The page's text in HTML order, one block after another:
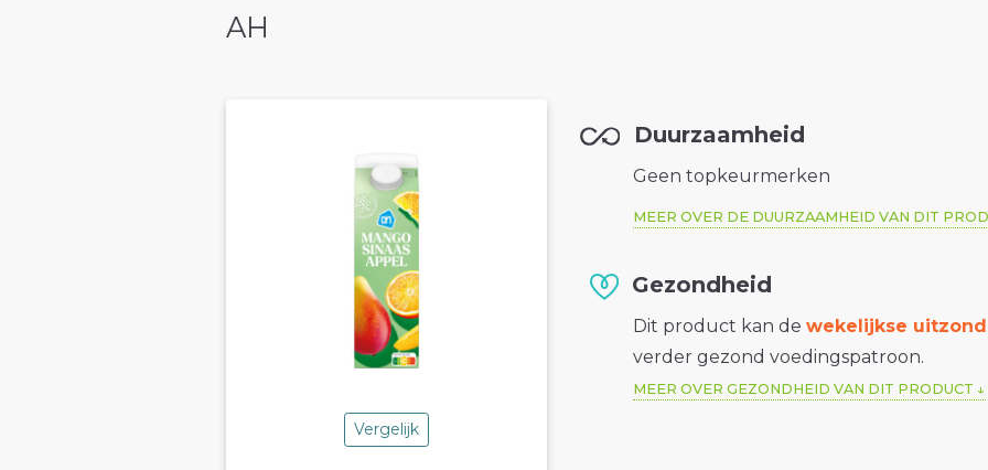
AH
Vergelijk
Duurzaamheid
Geen topkeurmerken
MEER OVER DE DUURZAAMHEID VAN DIT
Gezondheid
Dit product kan dewekelijkse
verder gezond voedingspatroon.
MEER OVER GEZONDHEID VAN DIT PRODUCT